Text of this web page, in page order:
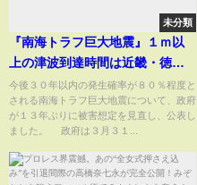
未分類
『南海トラフ巨大地震』１ｍ以
上の津波到達時間は近畿・徳島
県の４０の市と町で早くなる想
定 和歌山県白浜町とすさみ町
は地震から『３分後』 新たな
#Shorts
今後３０年以内の発生確率が８０％程度と
される南海トラフ巨大地震について、政府
が１３年ぶりに被害想定を見直し、公表し
ました。 政府は３月３１...